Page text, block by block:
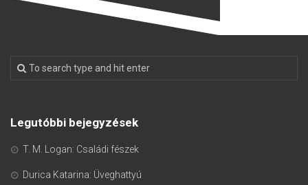
Legutóbbi bejegyzések
T. M. Logan: Családi fészek
Durica Katarina: Üveghattyú